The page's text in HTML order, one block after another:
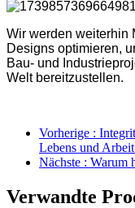
Wir werden weiterhin
Designs optimieren,
Bau- und
Welt bereitzustellen.
Vorherige :
Lebens und
Nächste : Warum
Verwandte